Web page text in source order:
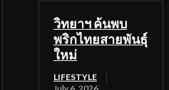
วิทยาฯ ค้นพบ
พริกไทยสายพันธุ์
ใหม่
LIFESTYLE